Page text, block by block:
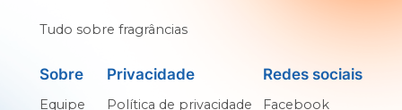
Tudo sobre fragrâncias
Sobre
Equipe
Privacidade
Política de privacidade
Redes sociais
Facebook